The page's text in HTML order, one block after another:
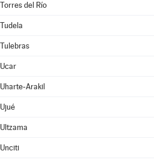
Torres del Río
Tudela
Tulebras
Ucar
Uharte-Arakil
Ujué
Ultzama
Unciti